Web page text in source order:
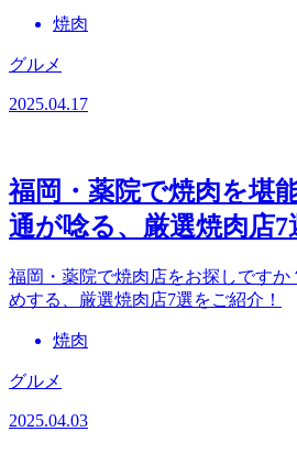
焼肉
グルメ
2025.04.17
福岡・薬院で焼肉を堪
通が唸る、厳選焼肉店7
福岡・薬院で焼肉店をお探しです
めする、厳選焼肉店7選をご紹介！
焼肉
グルメ
2025.04.03